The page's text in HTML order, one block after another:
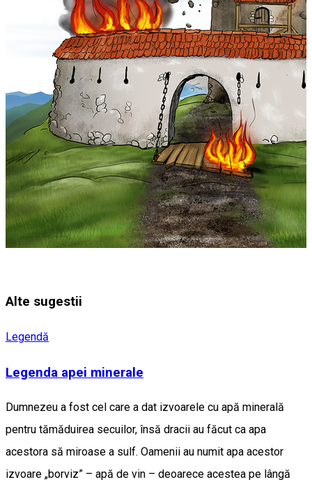
Alte sugestii
Legendă
Legenda apei minerale
Dumnezeu a fost cel care a dat izvoarele cu apă minerală
pentru tămăduirea secuilor, însă dracii au făcut ca apa
acestora să miroase a sulf. Oamenii au numit apa acestor
izvoare „borviz” – apă de vin – deoarece acestea pe lângă